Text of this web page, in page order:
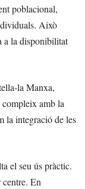
poblacional,
Això
a la disponibilitat
la Manxa,
compleix amb la
la integració de les
el seu ús pràctic.
centre. En